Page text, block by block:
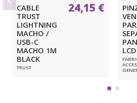
CABLE
TRUST
LIGHTNING
MACHO /
USB-C
MACHO 1M
BLACK
TRUST
24,15 €
LCD